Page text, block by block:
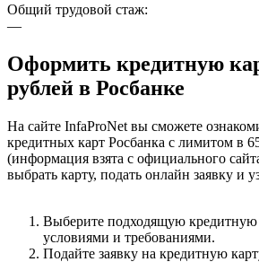
Общий трудовой стаж:
—
Оформить кредитную
рублей в Росбанке
На сайте InfaProNet вы сможете
кредитных карт Росбанка с лимитом в
(информация взята с официального
выбрать карту, подать онлайн заявку и
Выберите подходящую кредитную
условиями и требованиями.
Подайте заявку на кредитную